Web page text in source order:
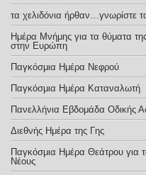
τα χελιδόνια ήρθαν…γνωρίστε
Ημέρα Μνήμης για τα θύματα
στην Ευρώπη
Παγκόσμια Ημέρα Νεφρού
Παγκόσμια Ημέρα Καταναλωτή
Πανελλήνια Εβδομάδα Οδικής
Διεθνής Ημέρα της Γης
Παγκόσμια Ημέρα Θεάτρου για
Νέους